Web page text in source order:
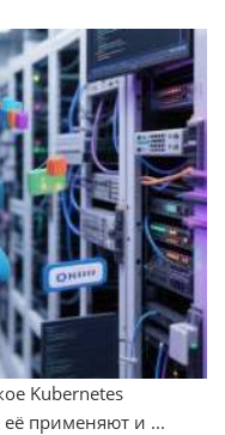
Kubernetes
её применяют и ...